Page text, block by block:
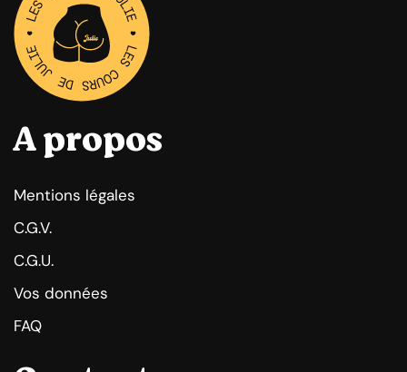
A propos
Mentions légales
C.G.V.
C.G.U.
Vos données
FAQ